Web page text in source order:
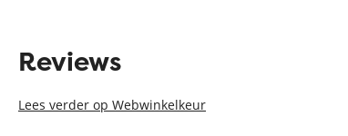
Reviews
Lees verder op Webwinkelkeur